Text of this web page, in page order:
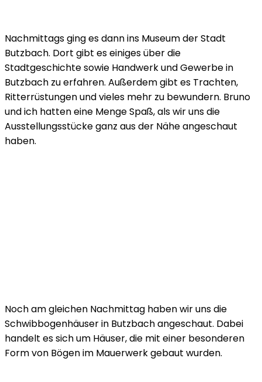
Nachmittags ging es dann ins Museum der Stadt
Butzbach. Dort gibt es einiges über die
Stadtgeschichte sowie Handwerk und Gewerbe in
Butzbach zu erfahren. Außerdem gibt es Trachten,
Ritterrüstungen und vieles mehr zu bewundern. Bruno
und ich hatten eine Menge Spaß, als wir uns die
Ausstellungsstücke ganz aus der Nähe angeschaut
haben.
Noch am gleichen Nachmittag haben wir uns die
Schwibbogenhäuser in Butzbach angeschaut. Dabei
handelt es sich um Häuser, die mit einer besonderen
Form von Bögen im Mauerwerk gebaut wurden.